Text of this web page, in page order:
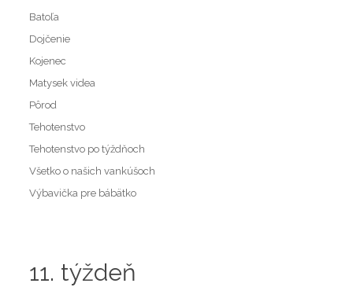
Batoľa
Dojčenie
Kojenec
Matysek videa
Pôrod
Tehotenstvo
Tehotenstvo po týždňoch
Všetko o našich vankúšoch
Výbavička pre bábätko
11. týždeň